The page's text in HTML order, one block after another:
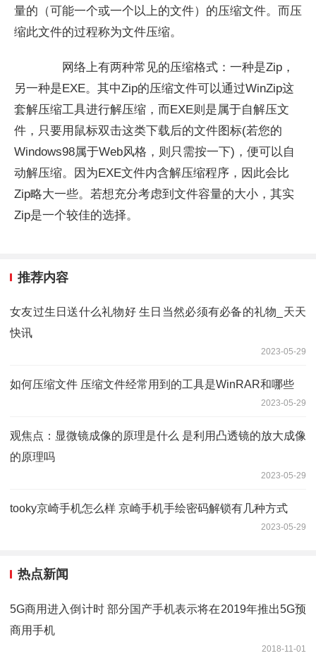
量的（可能一个或一个以上的文件）的压缩文件。而压
缩此文件的过程称为文件压缩。
网络上有两种常见的压缩格式：一种是Zip，
另一种是EXE。其中Zip的压缩文件可以通过WinZip这
套解压缩工具进行解压缩，而EXE则是属于自解压文
件，只要用鼠标双击这类下载后的文件图标(若您的
Windows98属于Web风格，则只需按一下)，便可以自
动解压缩。因为EXE文件内含解压缩程序，因此会比
Zip略大一些。若想充分考虑到文件容量的大小，其实
Zip是一个较佳的选择。
推荐内容
女友过生日送什么礼物好 生日当然必须有必备的礼物_天天
快讯
2023-05-29
如何压缩文件 压缩文件经常用到的工具是WinRAR和哪些
2023-05-29
观焦点：显微镜成像的原理是什么 是利用凸透镜的放大成像
的原理吗
2023-05-29
tooky京崎手机怎么样 京崎手机手绘密码解锁有几种方式
2023-05-29
热点新闻
5G商用进入倒计时 部分国产手机表示将在2019年推出5G预
商用手机
2018-11-01